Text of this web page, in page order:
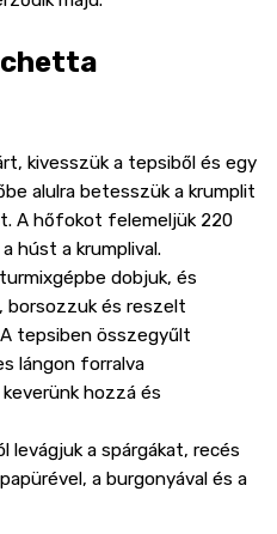
kivesszük a tepsiből és egy
alulra betesszük a krumplit
A hőfokot felemeljük 220
húst a krumplival.
dobjuk, és
borsozzuk és reszelt
tepsiben összegyűlt
lángon forralva
hozzá és
levágjuk a spárgákat, recés
a burgonyával és a